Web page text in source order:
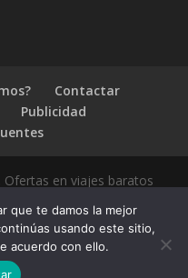
Contactar
Publicidad
Ofertas en viajes baratos
que te damos la mejor
usando este sitio,
acuerdo con ello.